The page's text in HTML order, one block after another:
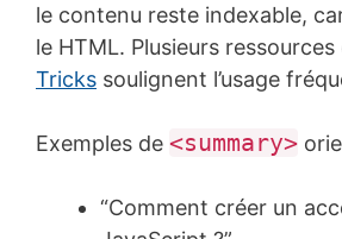
le contenu reste indexable,
le HTML. Plusieurs
Tricks soulignent l’usage
Exemples de <summary>
“Comment créer un